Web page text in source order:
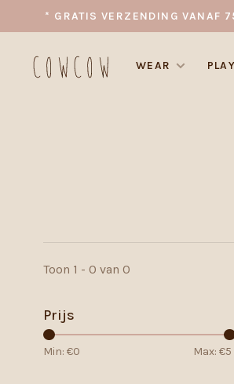
* GRATIS VERZENDING VANAF
WEAR PLAY
Toon 1 - 0 van 0
Prijs
Min: €0 Max: €5